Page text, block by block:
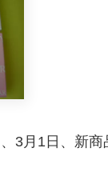
3月1日、新商